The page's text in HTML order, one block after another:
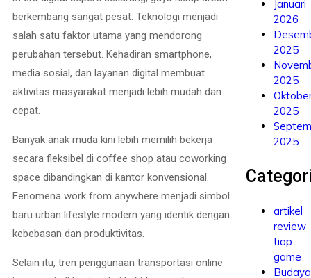
berkembang sangat pesat. Teknologi menjadi
salah satu faktor utama yang mendorong
perubahan tersebut. Kehadiran smartphone,
media sosial, dan layanan digital membuat
aktivitas masyarakat menjadi lebih mudah dan
cepat.
Banyak anak muda kini lebih memilih bekerja
secara fleksibel di coffee shop atau coworking
space dibandingkan di kantor konvensional.
Fenomena work from anywhere menjadi simbol
baru urban lifestyle modern yang identik dengan
kebebasan dan produktivitas.
Selain itu, tren penggunaan transportasi online
Januari
2026
2025
2025
2025
2025
artikel
review
tiap
game
Budaya